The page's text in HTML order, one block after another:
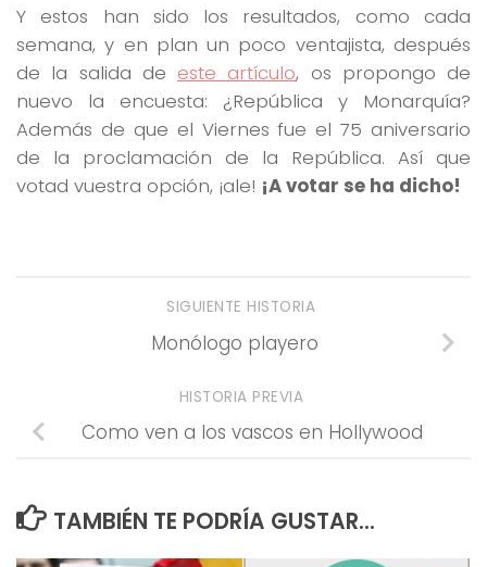
Y estos han sido los resultados, como cada
semana, y en plan un poco ventajista, después
de la salida de este artículo, os propongo de
nuevo la encuesta: ¿República y Monarquía?
Además de que el Viernes fue el 75 aniversario
de la proclamación de la República. Así que
votad vuestra opción, ¡ale! ¡A votar se ha dicho!
SIGUIENTE HISTORIA
Monólogo playero
HISTORIA PREVIA
Como ven a los vascos en Hollywood
TAMBIÉN TE PODRÍA GUSTAR...